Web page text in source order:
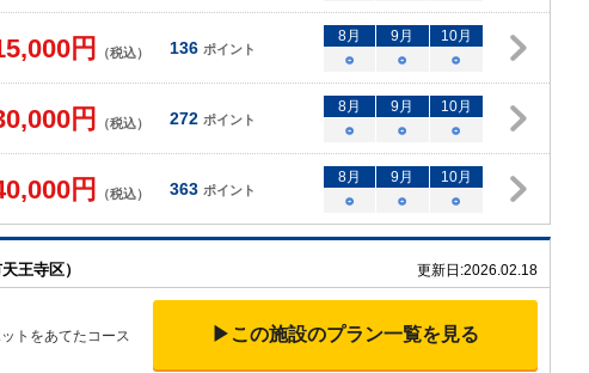
円 （税込） 136 ポイント
8月 9月 10月
○
○ ○
円 （税込） 272 ポイント
8月 9月 10月
○
○ ○
円 （税込） 363 ポイント
8月 9月 10月
○
○ ○
王寺区） 更新日:2026.02.18
トをあてたコース
▶この施設のプラン一覧を見る